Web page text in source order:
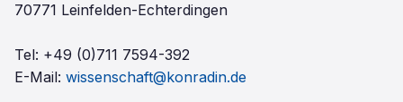
70771 Leinfelden-Echterdingen
Tel: +49 (0)711 7594-392
E-Mail: wissenschaft@konradin.de